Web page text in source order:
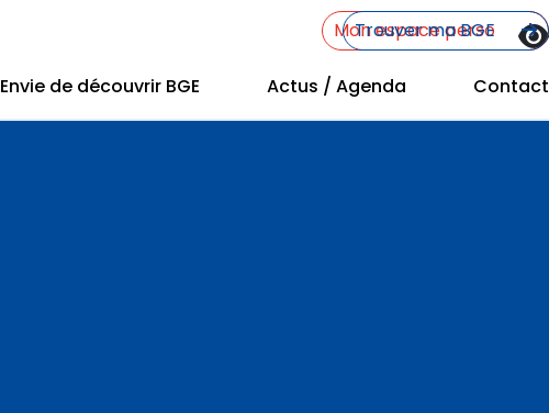
Envie de découvrir BGE Actus / Agenda Contact
Mon espace perso
Trouver ma BGE